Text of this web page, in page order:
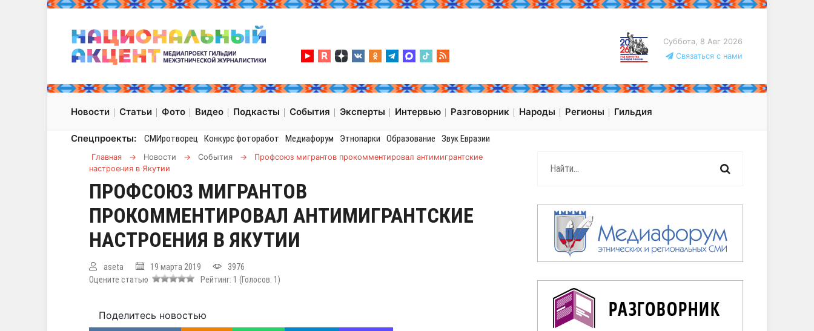
Суббота, 8 Авг 2026
Связаться с нами
Новости Статьи Фото Видео Подкасты События Эксперты Интервью Разговорник Народы Регионы Гильдия
Спецпроекты: СМИротворец Конкурс фоторабот Медиафорум Этнопарки Образование Звук Евразии
Главная → Новости → События →
Профсоюз мигрантов прокомментировал антимигрантские
настроения в Якутии
ПРОФСОЮЗ МИГРАНТОВ
ПРОКОММЕНТИРОВАЛ АНТИМИГРАНТСКИЕ
НАСТРОЕНИЯ В ЯКУТИИ
aseta 19 марта 2019
3976
Оцените статью
Рейтинг: 1 (Голосов: 1 )
Поделитесь новостью